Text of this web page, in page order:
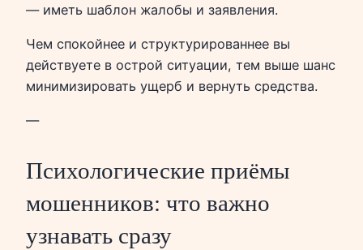
— иметь шаблон жалобы и заявления.
Чем спокойнее и структурированнее вы
действуете в острой ситуации, тем выше шанс
минимизировать ущерб и вернуть средства.
—
Психологические приёмы
мошенников: что важно
узнавать сразу